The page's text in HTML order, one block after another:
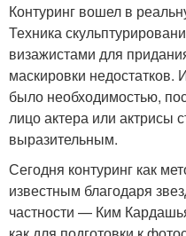
Контуринг вошел в
Техника
визажистами для
маскировки недостатков.
было необходимостью,
лицо актера или актрисы
выразительным.
Сегодня контуринг как
известным благодаря
частности — Ким